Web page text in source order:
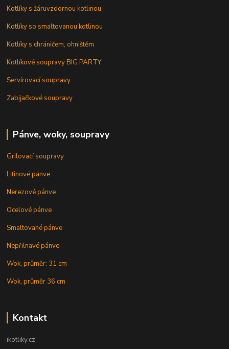
Kotlíky s žáruvzdornou kotlinou
Kotlíky so smaltovanou kotlinou
Kotlíky s chráničem, ohništěm
Kotlíkové soupravy BIG PARTY
Servírovací soupravy
Zabijačkové soupravy
Pánve, woky, soupravy
Grilovací soupravy
Litinové pánve
Nerezové pánve
Ocelové pánve
Smaltované pánve
Nepřilnavé pánve
Wok, průměr: 31 cm
Wok, průměr 36 cm
Kontakt
ikotliky.cz